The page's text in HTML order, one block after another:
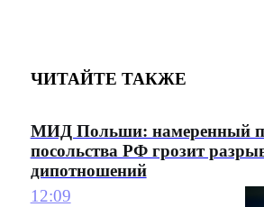
ЧИТАЙТЕ ТАКЖЕ
МИД Польши: намеренный
посольства РФ грозит
дипотношений
12:09